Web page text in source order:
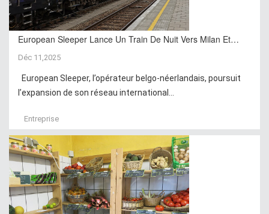
European Sleeper Lance Un Train De Nuit Vers Milan Et…
Déc 11,2025
European Sleeper, l’opérateur belgo-néerlandais, poursuit
l’expansion de son réseau international...
Entreprise